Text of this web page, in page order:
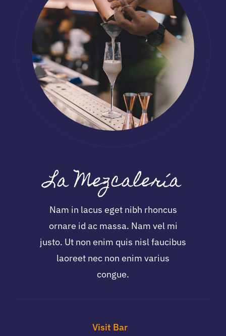
La Mezcalería
Nam in lacus eget nibh rhoncus
ornare id ac massa. Nam vel mi
justo. Ut non enim quis nisl faucibus
laoreet nec non enim varius
congue.
Visit Bar